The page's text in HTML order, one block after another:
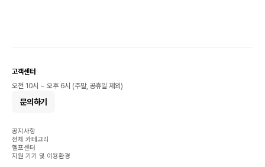
고객센터
오전 10시 ~ 오후 6시 (주말, 공휴일 제외)
문의하기
공지사항
전체 카테고리
헬프센터
지원 기기 및 이용환경